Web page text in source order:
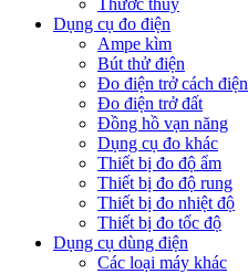
Thước thủy
Dụng cụ đo điện
Ampe kìm
Bút thử điện
Đo điện trở cách điện
Đo điện trở đất
Đồng hồ vạn năng
Dụng cụ đo khác
Thiết bị đo độ ẩm
Thiết bị đo độ rung
Thiết bị đo nhiệt độ
Thiết bị đo tốc độ
Dụng cụ dùng điện
Các loại máy khác